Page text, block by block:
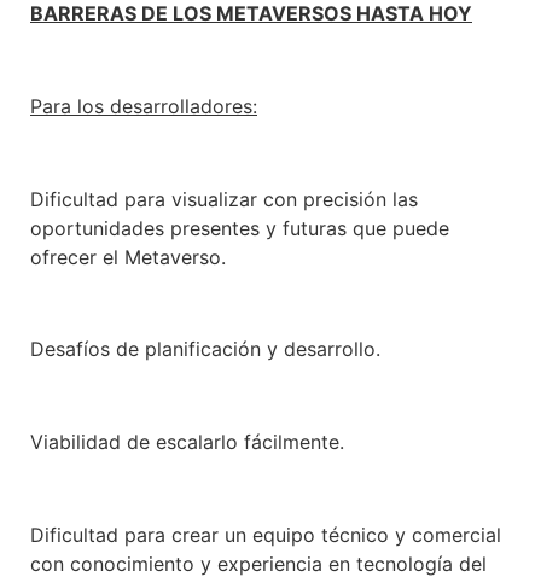
BARRERAS DE LOS METAVERSOS HASTA HOY
Para los desarrolladores:
Dificultad para visualizar con precisión las
oportunidades presentes y futuras que puede
ofrecer el Metaverso.
Desafíos de planificación y desarrollo.
Viabilidad de escalarlo fácilmente.
Dificultad para crear un equipo técnico y comercial
con conocimiento y experiencia en tecnología del